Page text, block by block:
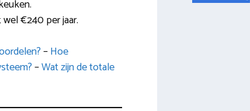
€240 per jaar.
–Hoe
–Wat zijn de totale